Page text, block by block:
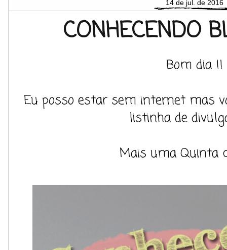
14 de jul. de 2016
CONHECENDO
Bom dia !!
Eu posso estar sem internet mas
listinha de
Mais uma Quinta